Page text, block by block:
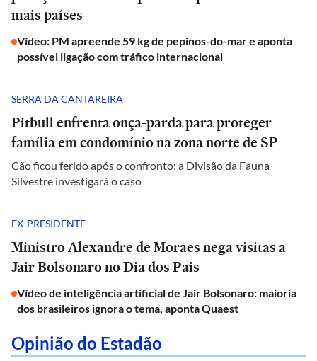
mais países
Vídeo: PM apreende 59 kg de pepinos-do-mar e aponta
possível ligação com tráfico internacional
SERRA DA CANTAREIRA
Pitbull enfrenta onça-parda para proteger
família em condomínio na zona norte de SP
Cão ficou ferido após o confronto; a Divisão da Fauna
Silvestre investigará o caso
EX-PRESIDENTE
Ministro Alexandre de Moraes nega visitas a
Jair Bolsonaro no Dia dos Pais
Vídeo de inteligência artificial de Jair Bolsonaro: maioria
dos brasileiros ignora o tema, aponta Quaest
Opinião do Estadão